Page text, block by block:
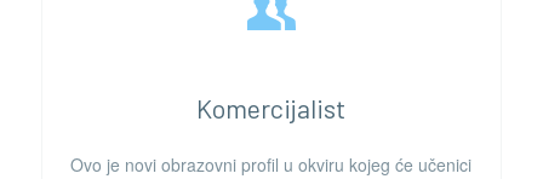
Komercijalist
Ovo je novi obrazovni profil u okviru kojeg će učenici